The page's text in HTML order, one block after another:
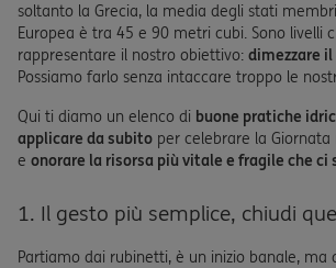
soltanto la Grecia, la media degli stati membri
Europea è tra 45 e 90 metri cubi. Sono livelli
rappresentare il nostro obiettivo: dimezzare
Possiamo farlo senza intaccare troppo le
Qui ti diamo un elenco di buone pratiche
applicare da subito per celebrare la Giornata
e onorare la risorsa più vitale e fragile che ci
1. Il gesto più semplice, chiudi
Partiamo dai rubinetti, è un inizio banale, ma